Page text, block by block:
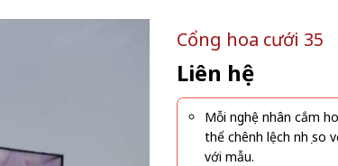
Cổng hoa cưới 35
Liên hệ
Mỗi nghệ nhân cắm
thể chênh lệch nhẹ so
với mẫu.